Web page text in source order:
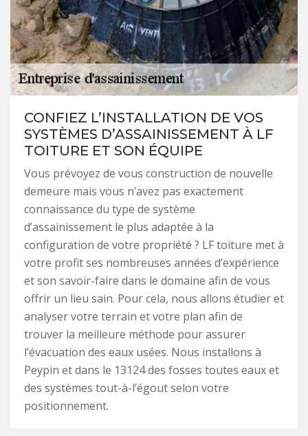
CONFIEZ L’INSTALLATION DE VOS
SYSTÈMES D’ASSAINISSEMENT À LF
TOITURE ET SON ÉQUIPE
Vous prévoyez de vous construction de nouvelle
demeure mais vous n’avez pas exactement
connaissance du type de système
d’assainissement le plus adaptée à la
configuration de votre propriété ? LF toiture met à
votre profit ses nombreuses années d’expérience
et son savoir-faire dans le domaine afin de vous
offrir un lieu sain. Pour cela, nous allons étudier et
analyser votre terrain et votre plan afin de
trouver la meilleure méthode pour assurer
l’évacuation des eaux usées. Nous installons à
Peypin et dans le 13124 des fosses toutes eaux et
des systèmes tout-à-l’égout selon votre
positionnement.